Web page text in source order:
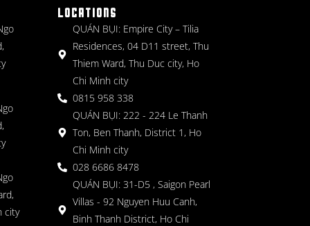
city
LOCATIONS
QUÁN BỤI: Empire City – Tilia
Residences, 04 D11 street, Thu
Thiem Ward, Thu Duc city, Ho
Chi Minh city
0815 958 338
QUÁN BỤI: 222 - 224 Le Thanh
Ton, Ben Thanh, District 1, Ho
Chi Minh city
028 6686 8478
QUÁN BỤI: 31-D5 , Saigon Pearl
Villas - 92 Nguyen Huu Canh,
Binh Thanh District, Ho Chi